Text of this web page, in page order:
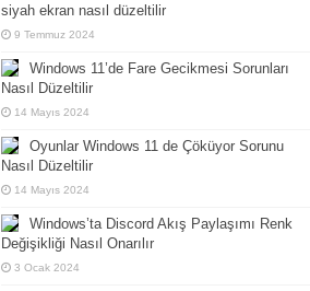
siyah ekran nasıl düzeltilir
9 Temmuz 2024
Windows 11’de Fare Gecikmesi Sorunları
Nasıl Düzeltilir
14 Mayıs 2024
Oyunlar Windows 11 de Çöküyor Sorunu
Nasıl Düzeltilir
14 Mayıs 2024
Windows’ta Discord Akış Paylaşımı Renk
Değişikliği Nasıl Onarılır
3 Ocak 2024